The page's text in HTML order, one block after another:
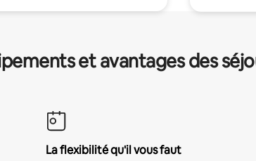
et avantages des
La flexibilité qu'il vous faut